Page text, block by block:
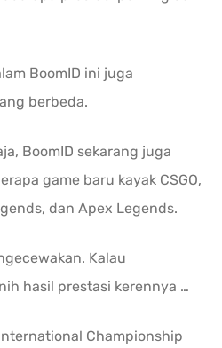
BoomID ini juga
berbeda.
BoomID sekarang juga
game baru kayak CSGO,
dan Apex Legends.
Kalau
hasil prestasi kerennya …
Championship